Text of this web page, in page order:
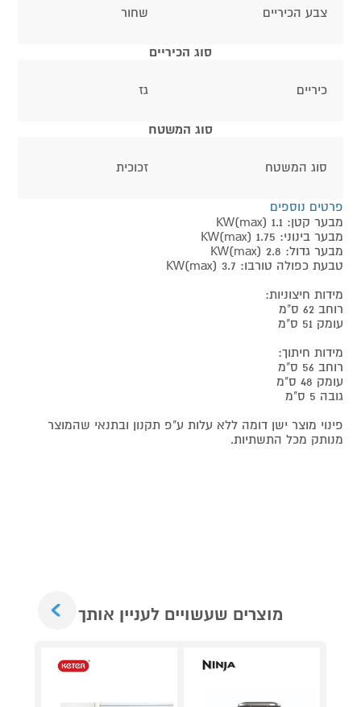
צבע הכיריים שחור
סוג הכיריים
כיריים גז
סוג המשטח
סוג המשטח זכוכית
פרטים נוספים
מבער קטן: KW(max) 1.1
מבער בינוני: KW(max) 1.75
מבער גדול: KW(max) 2.8
טבעת כפולה טורבו: KW(max) 3.7
מידות חיצוניות:
רוחב 62 ס"מ
עומק 51 ס"מ
מידות חיתוך:
רוחב 56 ס"מ
עומק 48 ס"מ
גובה 5 ס"מ
פינוי מוצר ישן דומה ללא עלות ע"פ תקנון ובתנאי שהמוצר
מנותק מכל התשתיות.
מוצרים שעשויים לעניין אותך